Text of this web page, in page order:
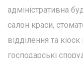
адміністративна
салон краси,
відділення та
господарські